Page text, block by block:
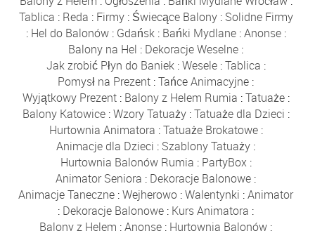
Tablica : Reda : Firmy: Świecące Balony: Solidne Firmy
: Hel do Balonów: Gdańsk: Bańki Mydlane:Anonse:
Balony na Hel : Dekoracje Weselne :
Jak zrobić Płyn do Baniek:Wesele:Tablica :
Pomysł na Prezent :Tańce Animacyjne :
Wyjątkowy Prezent: Balony z Helem Rumia :Tatuaże:
Balony Katowice:Wzory Tatuaży:Tatuaże dla Dzieci :
Hurtownia Animatora :Tatuaże Brokatowe:
Animacje dla Dzieci : Szablony Tatuaży :
Hurtownia Balonów Rumia : PartyBox:
Animator Seniora : Dekoracje Balonowe :
Animacje Taneczne :Wejherowo :Walentynki :Animator
: Dekoracje Balonowe : Kurs Animatora :
Balony z Helem :Anonse : Hurtownia Balonów :